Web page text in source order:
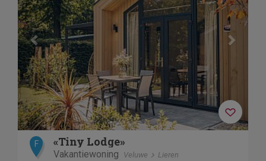
F «Tiny Lodge»
Vakantiewoning Veluwe Lieren